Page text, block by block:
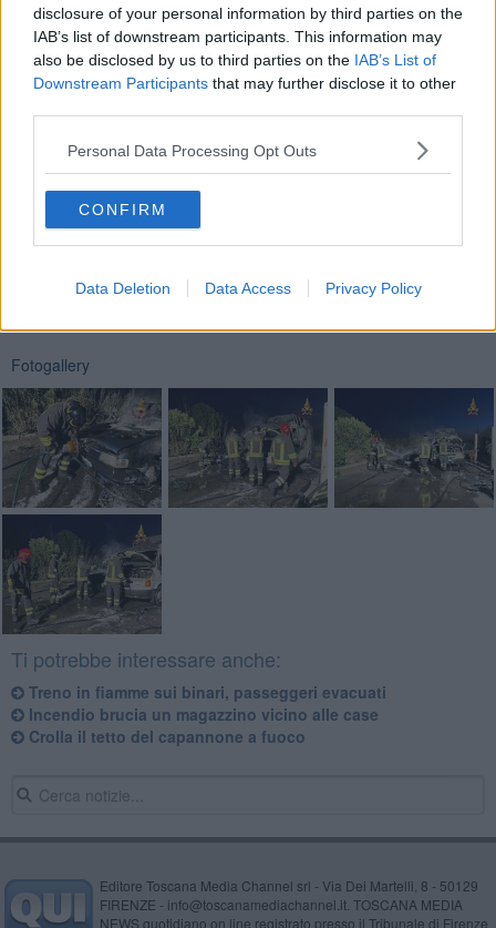
disclosure of your personal information by third parties on the
IAB’s list of downstream participants. This information may
also be disclosed by us to third parties on the IAB’s List of
Downstream Participants that may further disclose it to other
Personal Data Processing Opt Outs
CONFIRM
Data Deletion Data Access Privacy Policy
Le squadre dei pompieri hanno spento l’incendio evitando che si
propagasse - oltre che alle strutture di servizio - alle pompe di
erogazione carburante del distributore. Oltre ai vigili del fuoco sono
intervenuti carabinieri e polizia municipale.
Se vuoi leggere le notizie principali della Toscana iscriviti alla
alle 20:00 direttamente nella tua casella di posta.
Fotogallery
Ti potrebbe interessare anche:
Treno in fiamme sui binari, passeggeri evacuati
Incendio brucia un magazzino vicino alle case
Crolla il tetto del capannone a fuoco
Editore Toscana Media Channel srl - Via Dei Martelli, 8 - 50129
FIRENZE - info@toscanamediachannel.it. TOSCANA MEDIA
NEWS quotidiano on line registrato presso il Tribunale di Firenze